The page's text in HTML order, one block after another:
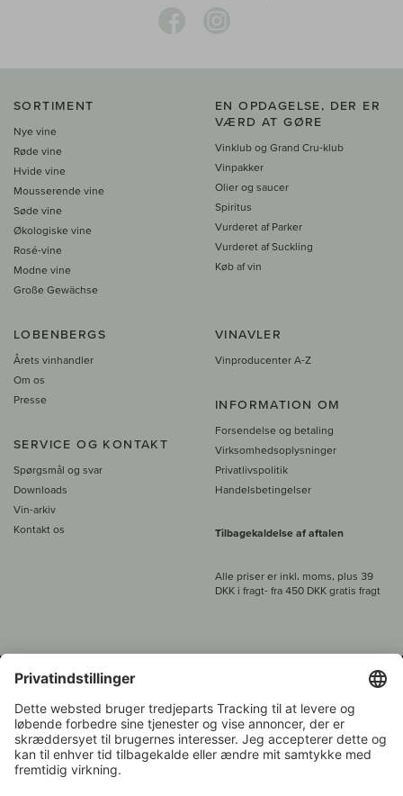
SORTIMENT
Nye vine
Røde vine
Hvide vine
Mousserende vine
Søde vine
Økologiske vine
Rosé-vine
Modne vine
Große Gewächse
EN OPDAGELSE, DER ER
VÆRD AT GØRE
Vinklub og Grand Cru-klub
Vinpakker
Olier og saucer
Spiritus
Vurderet af Parker
Vurderet af Suckling
Køb af vin
LOBENBERGS
Årets vinhandler
Om os
Presse
SERVICE OG KONTAKT
Spørgsmål og svar
Downloads
Vin-arkiv
Kontakt os
VINAVLER
Vinproducenter A-Z
INFORMATION OM
Forsendelse og betaling
Virksomhedsoplysninger
Privatlivspolitik
Handelsbetingelser
Tilbagekaldelse af aftalen
Alle priser er inkl. moms, plus 39
DKK i fragt- fra 450 DKK gratis fragt
Kundeservice:
+49 421 696 797-0
1.000 vinavlere –
Over 7.000 vine
Vinhandler